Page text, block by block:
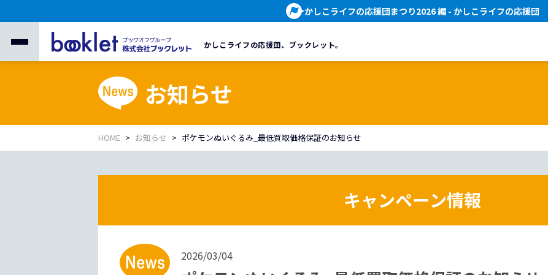
かしこライフの応援団まつり2026 編- かしこライフの応援団
かしこライフの応援団、 ブックレット。
お知らせ
HOME お知らせ ポケモンぬいぐるみ_最低買取価格保証のお知らせ
2026/03/04